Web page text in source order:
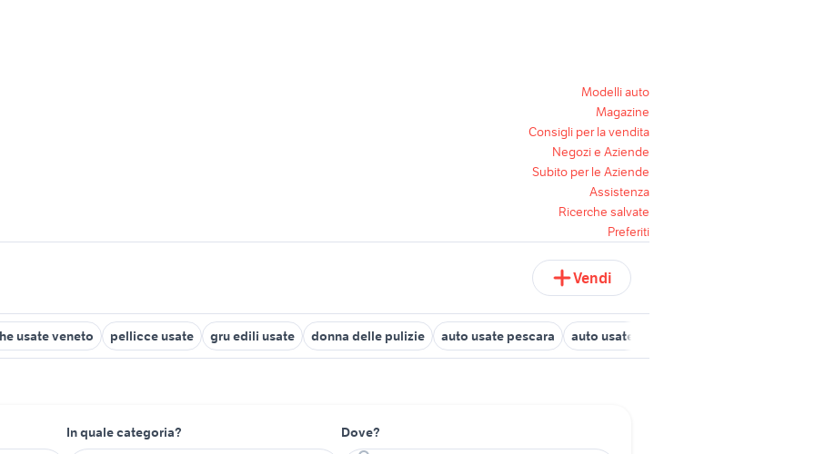
Modelli auto
Magazine
Consigli per la vendita
Negozi e Aziende
Subito per le Aziende
Assistenza
Ricerche salvate
Preferiti
Vendi
usate veneto pellicce usate gru edili usate donna delle pulizie auto usate pescara auto usate lecco
In quale categoria? Dove?